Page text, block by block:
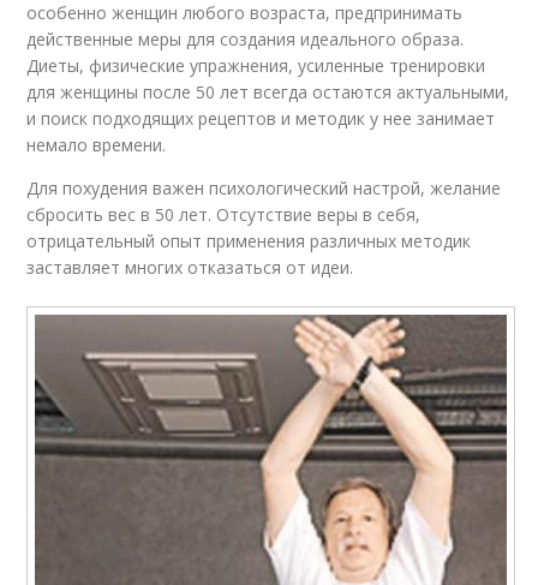
особенно женщин любого возраста, предпринимать
действенные меры для создания идеального образа.
Диеты, физические упражнения, усиленные тренировки
для женщины после 50 лет всегда остаются актуальными,
и поиск подходящих рецептов и методик у нее занимает
немало времени.
Для похудения важен психологический настрой, желание
сбросить вес в 50 лет. Отсутствие веры в себя,
отрицательный опыт применения различных методик
заставляет многих отказаться от идеи.